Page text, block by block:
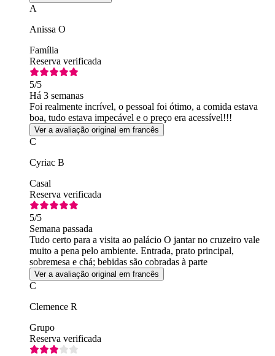
A
Anissa O
Família
Reserva verificada
5/5
Há 3 semanas
Foi realmente incrível, o pessoal foi ótimo, a comida estava
boa, tudo estava impecável e o preço era acessível!!!
Ver a avaliação original em francês
C
Cyriac B
Casal
Reserva verificada
5/5
Semana passada
Tudo certo para a visita ao palácio O jantar no cruzeiro vale
muito a pena pelo ambiente. Entrada, prato principal,
sobremesa e chá; bebidas são cobradas à parte
Ver a avaliação original em francês
C
Clemence R
Grupo
Reserva verificada